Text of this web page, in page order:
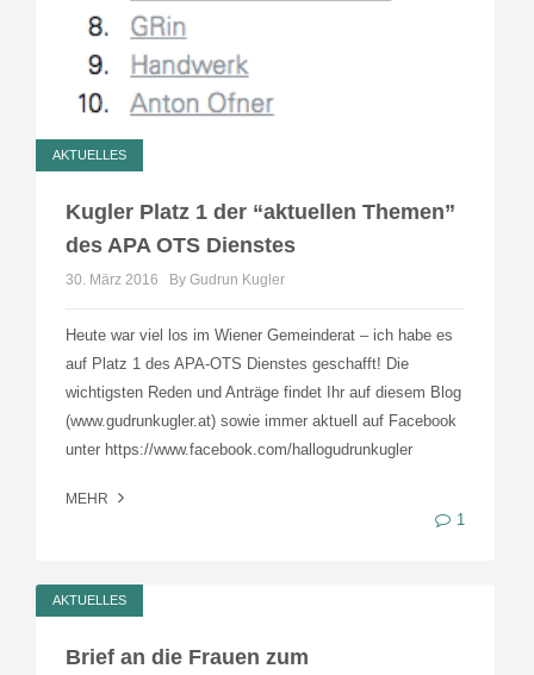
AKTUELLES
Kugler Platz 1 der “aktuellen Themen”
des APA OTS Dienstes
30. März 2016 By Gudrun Kugler
Heute war viel los im Wiener Gemeinderat – ich habe es
auf Platz 1 des APA-OTS Dienstes geschafft! Die
wichtigsten Reden und Anträge findet Ihr auf diesem Blog
(www.gudrunkugler.at) sowie immer aktuell auf Facebook
unter https://www.facebook.com/hallogudrunkugler
MEHR
1
AKTUELLES
Brief an die Frauen zum